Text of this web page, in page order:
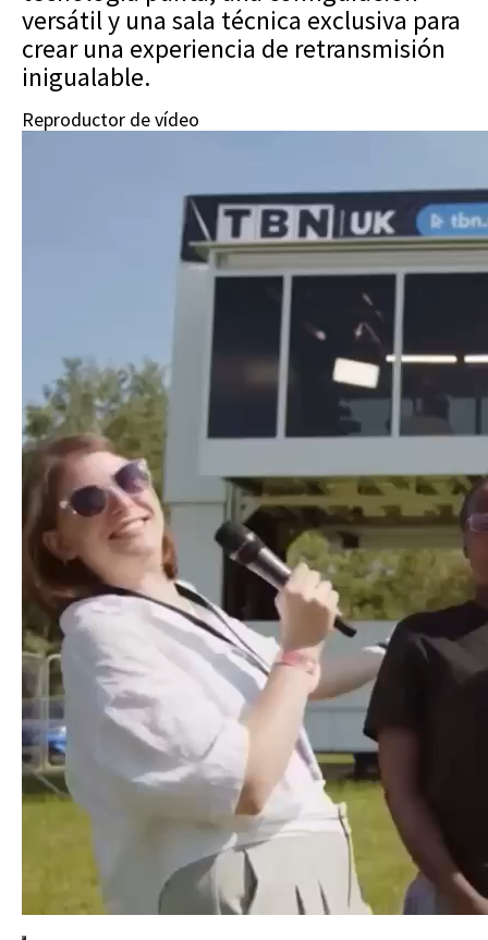
versátil y una sala técnica exclusiva para
crear una experiencia de retransmisión
inigualable.
Reproductor de vídeo